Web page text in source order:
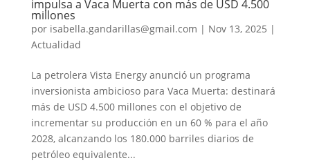
impulsa a Vaca Muerta con más de USD 4.500
millones
por isabella.gandarillas@gmail.com | Nov 13, 2025 |
Actualidad
La petrolera Vista Energy anunció un programa
inversionista ambicioso para Vaca Muerta: destinará
más de USD 4.500 millones con el objetivo de
incrementar su producción en un 60 % para el año
2028, alcanzando los 180.000 barriles diarios de
petróleo equivalente...